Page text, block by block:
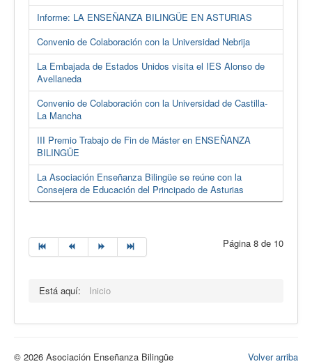
Informe: LA ENSEÑANZA BILINGÜE EN ASTURIAS
Convenio de Colaboración con la Universidad Nebrija
La Embajada de Estados Unidos visita el IES Alonso de
Avellaneda
Convenio de Colaboración con la Universidad de Castilla-
La Mancha
III Premio Trabajo de Fin de Máster en ENSEÑANZA
BILINGÜE
La Asociación Enseñanza Bilingüe se reúne con la
Consejera de Educación del Principado de Asturias
Página 8 de 10
Está aquí: Inicio
Volver arriba
© 2026 Asociación Enseñanza Bilingüe